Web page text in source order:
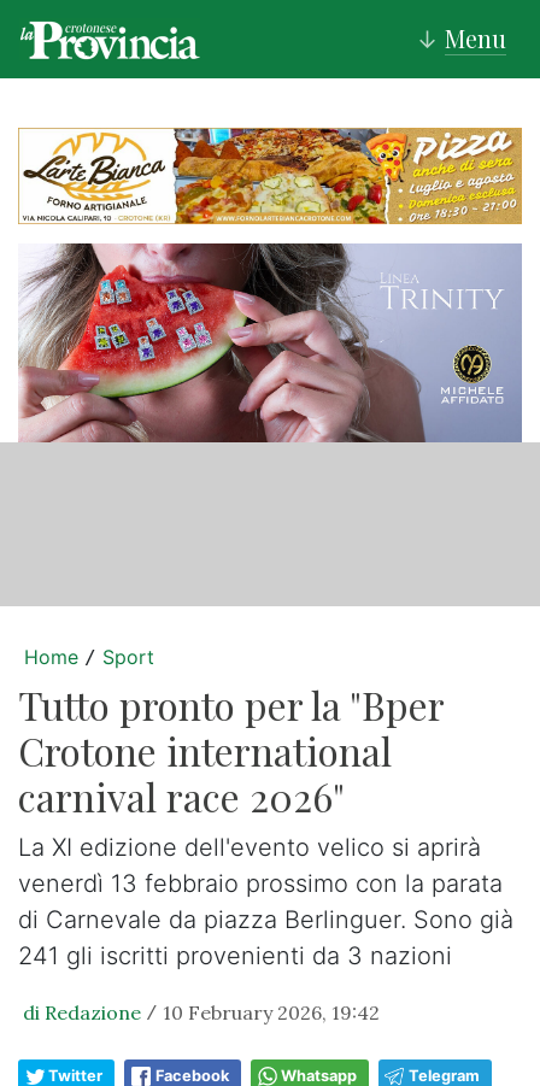
↓ Menu
Home / Sport
Tutto pronto per la "Bper
Crotone international
carnival race 2026"
La XI edizione dell'evento velico si aprirà
venerdì 13 febbraio prossimo con la parata
di Carnevale da piazza Berlinguer. Sono già
241 gli iscritti provenienti da 3 nazioni
di Redazione / 10 February 2026, 19:42
Twitter Facebook Whatsapp Telegram